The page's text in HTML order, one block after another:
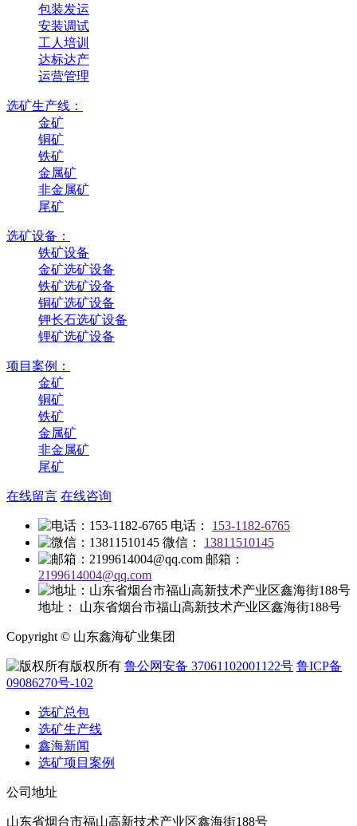
包装发运
安装调试
工人培训
达标达产
运营管理
选矿生产线：
金矿
铜矿
铁矿
金属矿
非金属矿
尾矿
选矿设备：
铁矿设备
金矿选矿设备
铁矿选矿设备
铜矿选矿设备
钾长石选矿设备
锂矿选矿设备
项目案例：
金矿
铜矿
铁矿
金属矿
非金属矿
尾矿
在线留言 在线咨询
电话：
153-1182-6765
微信：
13811510145
邮箱：
2199614004@qq.com
地址： 山东省烟台市福山高新技术产业区鑫海街188号
Copyright © 山东鑫海矿业集团
版权所有 鲁公网安备 37061102001122号 鲁ICP备
09086270号-102
选矿总包
选矿生产线
鑫海新闻
选矿项目案例
公司地址
山东省烟台市福山高新技术产业区鑫海街188号